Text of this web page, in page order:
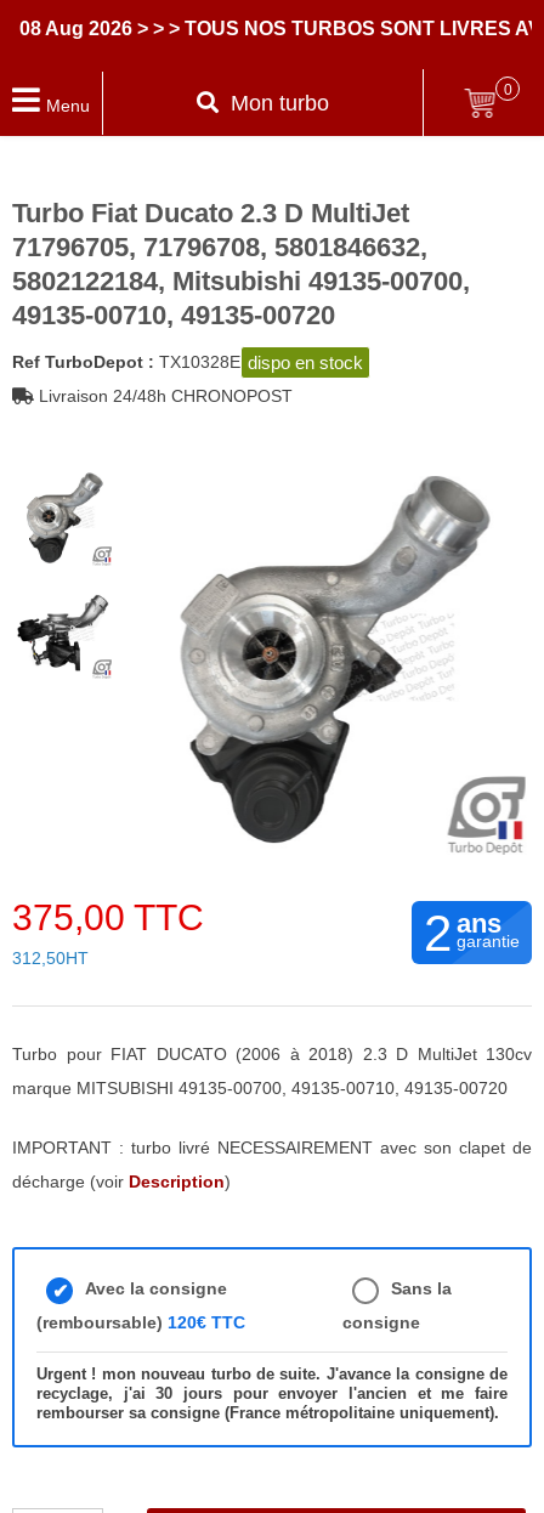
Aug 2026 > > > TOUS NOS TURBOS SONT LIVRES
Menu Mon turbo
0
Turbo Fiat Ducato 2.3 D MultiJet
71796705, 71796708, 5801846632,
5802122184, Mitsubishi 49135-00700,
49135-00710, 49135-00720
Ref TurboDepot : TX10328E dispo en stock
Livraison 24/48h CHRONOPOST
375,00 TTC
312,50HT 2 ans
garantie
Turbo pour FIAT DUCATO (2006 à 2018) 2.3 D MultiJet 130cv
marque MITSUBISHI 49135-00700, 49135-00710, 49135-00720
IMPORTANT : turbo livré NECESSAIREMENT avec son clapet de
décharge (voir Description)
Avec la consigne
(remboursable) 120€ TTC
Sans la
consigne
Urgent ! mon nouveau turbo de suite. J'avance la consigne de
recyclage, j'ai 30 jours pour envoyer l'ancien et me faire
rembourser sa consigne (France métropolitaine uniquement).